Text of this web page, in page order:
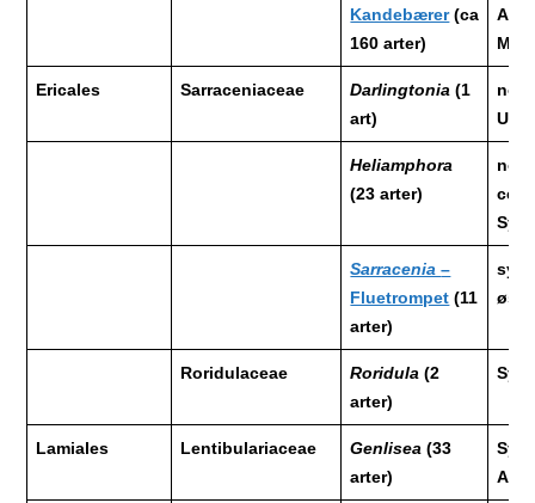
Kandebærer(ca
160 arter)
Ericales Sarraceniaceae Darlingtonia (1
art)
USA
Heliamphora
(23 arter)
Sarracenia–
Fluetrompet (11
arter)
Roridulaceae Roridula (2
arter)
Lamiales Lentibulariaceae Genlisea (33
arter)